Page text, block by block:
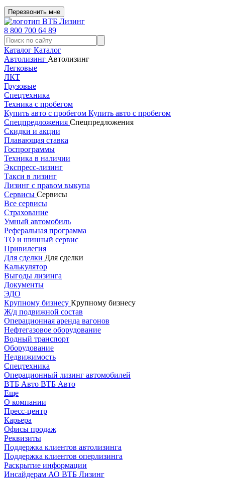
Перезвонить мне
8 800 700 64 89
Каталог Каталог
Автолизинг Автолизинг
Легковые
ЛКТ
Грузовые
Спецтехника
Техника с пробегом
Купить авто с пробегом Купить авто с пробегом
Спецпредложения Спецпредложения
Скидки и акции
Плавающая ставка
Госпрограммы
Техника в наличии
Экспресс-лизинг
Такси в лизинг
Лизинг с правом выкупа
Сервисы Сервисы
Все сервисы
Страхование
Умный автомобиль
Реферальная программа
ТО и шинный сервис
Привилегия
Для сделки Для сделки
Калькулятор
Выгоды лизинга
Документы
ЭДО
Крупному бизнесу Крупному бизнесу
Ж/д подвижной состав
Операционная аренда вагонов
Нефтегазовое оборудование
Водный транспорт
Оборудование
Недвижимость
Спецтехника
Операционный лизинг автомобилей
ВТБ Авто ВТБ Авто
Еще
О компании
Пресс-центр
Карьера
Офисы продаж
Реквизиты
Поддержка клиентов автолизинга
Поддержка клиентов оперлизинга
Раскрытие информации
Инсайдерам АО ВТБ Лизинг